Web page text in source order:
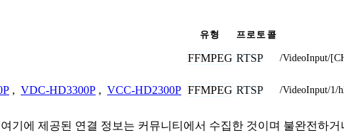
유형 프로토콜
FFMPEG RTSP /VideoInput/
, VDC-HD3300P , VCC-HD2300P FFMPEG RTSP /VideoInput/1/
기에 제공된 연결 정보는 커뮤니티에서 수집한 것이며 불완전하